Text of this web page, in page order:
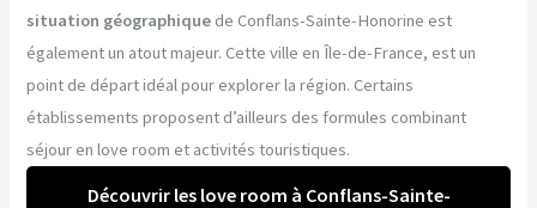
situation géographique de Conflans-Sainte-Honorine est
également un atout majeur. Cette ville en Île-de-France, est un
point de départ idéal pour explorer la région. Certains
établissements proposent d’ailleurs des formules combinant
séjour en love room et activités touristiques.
Découvrir les love room à Conflans-Sainte-